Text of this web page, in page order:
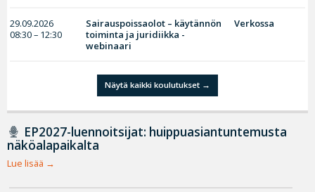
29.09.2026
08:30 – 12:30
Sairauspoissaolot – käytännön
toiminta ja juridiikka -
webinaari
Verkossa
Näytä kaikki koulutukset
EP2027-luennoitsijat: huippuasiantuntemusta
näköalapaikalta
Lue lisää